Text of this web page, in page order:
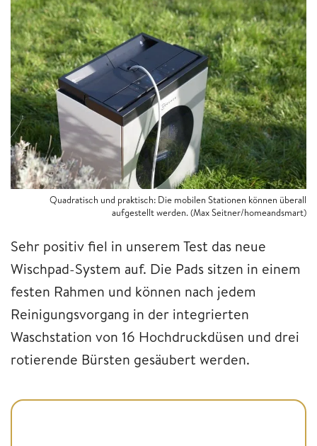
Quadratisch und praktisch: Die mobilen Stationen können überall
aufgestellt werden. (Max Seitner/homeandsmart)
Sehr positiv fiel in unserem Test das neue
Wischpad-System auf. Die Pads sitzen in einem
festen Rahmen und können nach jedem
Reinigungsvorgang in der integrierten
Waschstation von 16 Hochdruckdüsen und drei
rotierende Bürsten gesäubert werden.